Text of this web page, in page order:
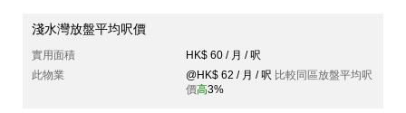
淺水灣放盤平均呎價
實用面積
HK$ 60 / 月 / 呎
此物業
@HK$ 62 / 月 / 呎 比較同區放盤平均呎
價高3%